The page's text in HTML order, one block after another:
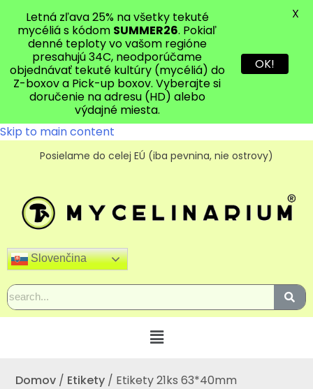
Skip to main content
Posielame do celej EÚ (iba pevnina, nie ostrovy)
Slovenčina
Domov / Etikety / Etikety 21ks 63*40mm
Letná zľava 25% na všetky tekuté
mycéliá s kódom SUMMER26. Pokiaľ
denné teploty vo vašom regióne
presahujú 34C, neodporúčame
objednávať tekuté kultúry (mycéliá) do
Z-boxov a Pick-up boxov. Vyberajte si
doručenie na adresu (HD) alebo
výdajné miesta.
OK!
X